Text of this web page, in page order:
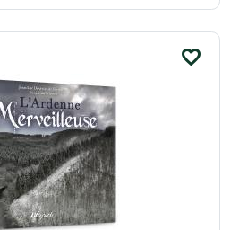
favorite_border